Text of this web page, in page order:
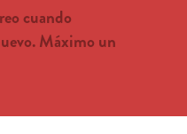
cuando
Máximo un